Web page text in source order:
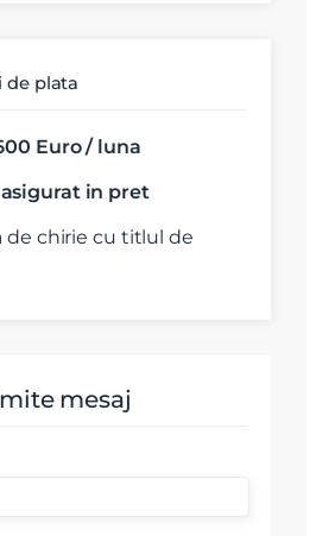
de plata
Euro / luna
in pret
de chirie cu titlul de
mesaj